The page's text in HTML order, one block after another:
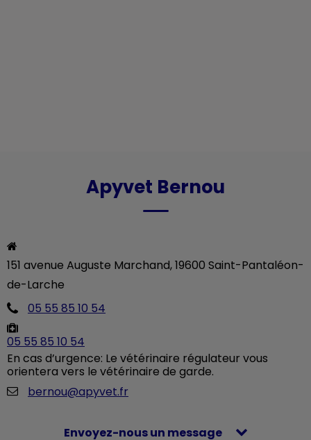
Apyvet Bernou
151 avenue Auguste Marchand, 19600 Saint-Pantaléon-
de-Larche
05 55 85 10 54
05 55 85 10 54
En cas d’urgence: Le vétérinaire régulateur vous
orientera vers le vétérinaire de garde.
bernou@apyvet.fr
Envoyez-nous un message